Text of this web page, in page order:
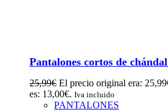
Pantalones cortos de
25,99€ El precio original era:
es: 13,00€. Iva incluido
PANTALONES